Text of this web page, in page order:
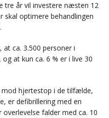
tre år vil investere næsten 12
skal optimere behandlingen
ca. 3.500 personer i
at kun ca. 6 % er i live 30
mod hjertestop i de tilfælde,
er defibrillering med en
falder med ca. 10